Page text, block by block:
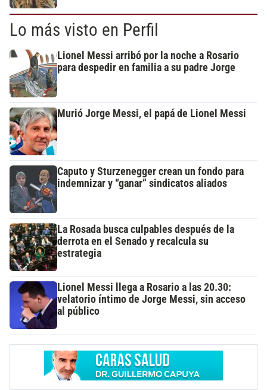
Lo más visto en Perfil
Lionel Messi arribó por la noche a Rosario
para despedir en familia a su padre Jorge
Murió Jorge Messi, el papá de Lionel Messi
Caputo y Sturzenegger crean un fondo para
indemnizar y “ganar” sindicatos aliados
La Rosada busca culpables después de la
derrota en el Senado y recalcula su
estrategia
Lionel Messi llega a Rosario a las 20.30:
velatorio íntimo de Jorge Messi, sin acceso
al público